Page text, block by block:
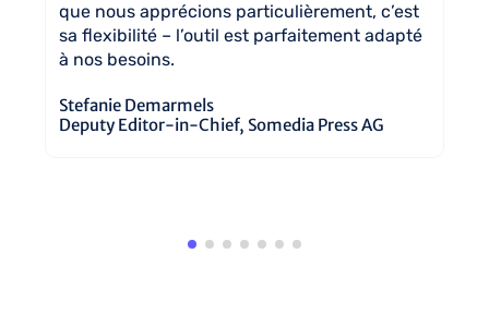
que nous apprécions particulièrement, c’est
sa flexibilité – l’outil est parfaitement adapté
à nos besoins.
Stefanie Demarmels
Deputy Editor-in-Chief, Somedia Press AG